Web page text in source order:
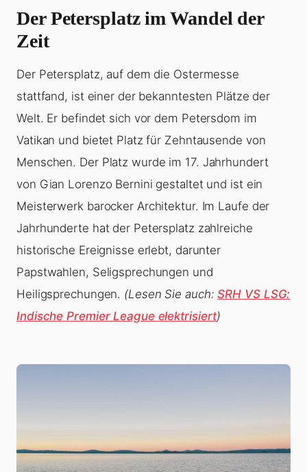
Der Petersplatz im Wandel der
Zeit
Der Petersplatz, auf dem die Ostermesse
stattfand, ist einer der bekanntesten Plätze der
Welt. Er befindet sich vor dem Petersdom im
Vatikan und bietet Platz für Zehntausende von
Menschen. Der Platz wurde im 17. Jahrhundert
von Gian Lorenzo Bernini gestaltet und ist ein
Meisterwerk barocker Architektur. Im Laufe der
Jahrhunderte hat der Petersplatz zahlreiche
historische Ereignisse erlebt, darunter
Papstwahlen, Seligsprechungen und
Heiligsprechungen. (Lesen Sie auch:SRH VS LSG:
Indische Premier League elektrisiert)